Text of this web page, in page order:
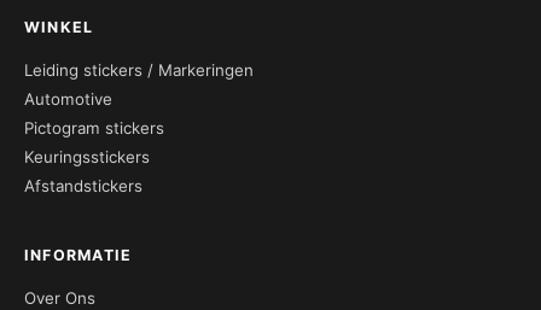
WINKEL
Leiding stickers / Markeringen
Automotive
Pictogram stickers
Keuringsstickers
Afstandstickers
INFORMATIE
Over Ons